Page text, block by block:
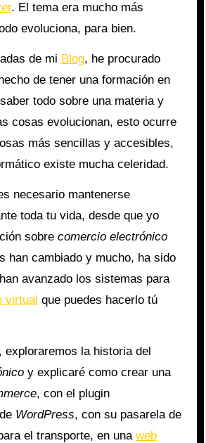
. El tema era mucho más
evoluciona, para bien.
de mi Blog, he procurado
de tener una formación en
todo sobre una materia y
cosas evolucionan, esto ocurre
más sencillas y accesibles,
existe mucha celeridad.
necesario mantenerse
toda tu vida, desde que yo
sobre comercio electrónico
han cambiado y mucho, ha sido
avanzado los sistemas para
virtual que puedes hacerlo tú
exploraremos la historia del
y explicaré como crear una
, con el plugin
deWordPress, con su pasarela de
el transporte, en una web